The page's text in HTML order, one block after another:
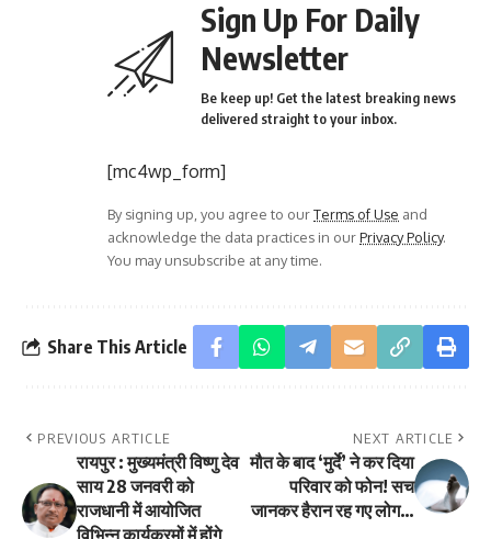
Sign Up For Daily
Newsletter
Be keep up! Get the latest breaking news
delivered straight to your inbox.
[mc4wp_form]
By signing up, you agree to ourTerms of Use and
acknowledge the data practices in ourPrivacy Policy.
You may unsubscribe at any time.
Share This Article
PREVIOUS ARTICLE
रायपुर : मुख्यमंत्री विष्णु देव
साय 28 जनवरी को
राजधानी में आयोजित
NEXT ARTICLE
मौत के बाद ‘मुर्दे’ ने कर दिया
परिवार को फोन! सच
जानकर हैरान रह गए लोग…